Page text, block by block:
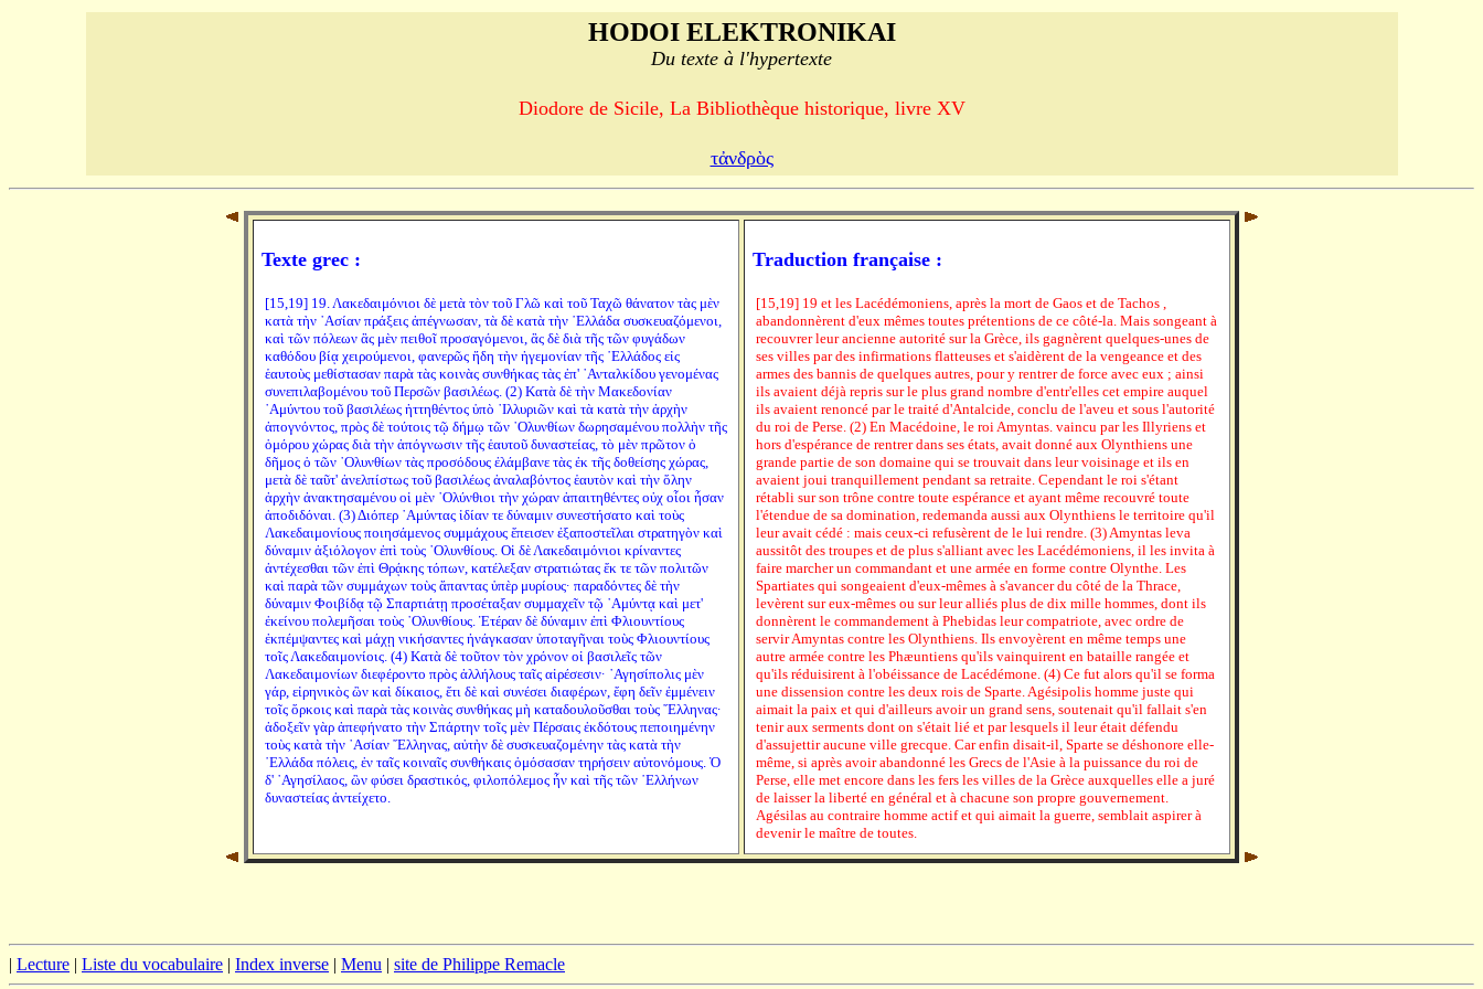
HODOI ELEKTRONIKAI
Du texte à l'hypertexte
Diodore de Sicile, La Bibliothèque historique, livre XV
τἀνδρὸς
Texte grec :
[15,19] 19. Λακεδαιμόνιοι δὲ μετὰ τὸν τοῦ Γλῶ καὶ τοῦ Ταχῶ θάνατον τὰς μὲν
κατὰ τὴν ᾿Ασίαν πράξεις ἀπέγνωσαν, τὰ δὲ κατὰ τὴν ῾Ελλάδα συσκευαζόμενοι,
καὶ τῶν πόλεων ἃς μὲν πειθοῖ προσαγόμενοι, ἃς δὲ διὰ τῆς τῶν φυγάδων
καθόδου βίᾳ χειρούμενοι, φανερῶς ἤδη τὴν ἡγεμονίαν τῆς ῾Ελλάδος εἰς
ἑαυτοὺς μεθίστασαν παρὰ τὰς κοινὰς συνθήκας τὰς ἐπ' ᾿Ανταλκίδου γενομένας
συνεπιλαβομένου τοῦ Περσῶν βασιλέως. (2) Κατὰ δὲ τὴν Μακεδονίαν
᾿Αμύντου τοῦ βασιλέως ἡττηθέντος ὑπὸ ᾿Ιλλυριῶν καὶ τὰ κατὰ τὴν ἀρχὴν
ἀπογνόντος, πρὸς δὲ τούτοις τῷ δήμῳ τῶν ᾿Ολυνθίων δωρησαμένου πολλὴν τῆς
ὁμόρου χώρας διὰ τὴν ἀπόγνωσιν τῆς ἑαυτοῦ δυναστείας, τὸ μὲν πρῶτον ὁ
δῆμος ὁ τῶν ᾿Ολυνθίων τὰς προσόδους ἐλάμβανε τὰς ἐκ τῆς δοθείσης χώρας,
μετὰ δὲ ταῦτ' ἀνελπίστως τοῦ βασιλέως ἀναλαβόντος ἑαυτὸν καὶ τὴν ὅλην
ἀρχὴν ἀνακτησαμένου οἱ μὲν ᾿Ολύνθιοι τὴν χώραν ἀπαιτηθέντες οὐχ οἷοι ἦσαν
ἀποδιδόναι. (3) Διόπερ ᾿Αμύντας ἰδίαν τε δύναμιν συνεστήσατο καὶ τοὺς
Λακεδαιμονίους ποιησάμενος συμμάχους ἔπεισεν ἐξαποστεῖλαι στρατηγὸν καὶ
δύναμιν ἀξιόλογον ἐπὶ τοὺς ᾿Ολυνθίους. Οἱ δὲ Λακεδαιμόνιοι κρίναντες
ἀντέχεσθαι τῶν ἐπὶ Θρᾴκης τόπων, κατέλεξαν στρατιώτας ἔκ τε τῶν πολιτῶν
καὶ παρὰ τῶν συμμάχων τοὺς ἅπαντας ὑπὲρ μυρίους· παραδόντες δὲ τὴν
δύναμιν Φοιβίδᾳ τῷ Σπαρτιάτῃ προσέταξαν συμμαχεῖν τῷ ᾿Αμύντᾳ καὶ μετ'
ἐκείνου πολεμῆσαι τοὺς ᾿Ολυνθίους. Ἑτέραν δὲ δύναμιν ἐπὶ Φλιουντίους
ἐκπέμψαντες καὶ μάχῃ νικήσαντες ἠνάγκασαν ὑποταγῆναι τοὺς Φλιουντίους
τοῖς Λακεδαιμονίοις. (4) Κατὰ δὲ τοῦτον τὸν χρόνον οἱ βασιλεῖς τῶν
Λακεδαιμονίων διεφέροντο πρὸς ἀλλήλους ταῖς αἱρέσεσιν· ᾿Αγησίπολις μὲν
γάρ, εἰρηνικὸς ὢν καὶ δίκαιος, ἔτι δὲ καὶ συνέσει διαφέρων, ἔφη δεῖν ἐμμένειν
τοῖς ὅρκοις καὶ παρὰ τὰς κοινὰς συνθήκας μὴ καταδουλοῦσθαι τοὺς ῞Ελληνας·
ἀδοξεῖν γὰρ ἀπεφήνατο τὴν Σπάρτην τοῖς μὲν Πέρσαις ἐκδότους πεποιημένην
τοὺς κατὰ τὴν ᾿Ασίαν ῞Ελληνας, αὐτὴν δὲ συσκευαζομένην τὰς κατὰ τὴν
῾Ελλάδα πόλεις, ἐν ταῖς κοιναῖς συνθήκαις ὀμόσασαν τηρήσειν αὐτονόμους. Ὁ
δ' ᾿Αγησίλαος, ὢν φύσει δραστικός, φιλοπόλεμος ἦν καὶ τῆς τῶν ῾Ελλήνων
δυναστείας ἀντείχετο.
Traduction française :
[15,19] 19 et les Lacédémoniens, après la mort de Gaos et de Tachos ,
abandonnèrent d'eux mêmes toutes prétentions de ce côté-la. Mais songeant à
recouvrer leur ancienne autorité sur la Grèce, ils gagnèrent quelques-unes de
ses villes par des infirmations flatteuses et s'aidèrent de la vengeance et des
armes des bannis de quelques autres, pour y rentrer de force avec eux ; ainsi
ils avaient déjà repris sur le plus grand nombre d'entr'elles cet empire auquel
ils avaient renoncé par le traité d'Antalcide, conclu de l'aveu et sous l'autorité
du roi de Perse. (2) En Macédoine, le roi Amyntas. vaincu par les Illyriens et
hors d'espérance de rentrer dans ses états, avait donné aux Olynthiens une
grande partie de son domaine qui se trouvait dans leur voisinage et ils en
avaient joui tranquillement pendant sa retraite. Cependant le roi s'étant
rétabli sur son trône contre toute espérance et ayant même recouvré toute
l'étendue de sa domination, redemanda aussi aux Olynthiens le territoire qu'il
leur avait cédé : mais ceux-ci refusèrent de le lui rendre. (3) Amyntas leva
aussitôt des troupes et de plus s'alliant avec les Lacédémoniens, il les invita à
faire marcher un commandant et une armée en forme contre Olynthe. Les
Spartiates qui songeaient d'eux-mêmes à s'avancer du côté de la Thrace,
levèrent sur eux-mêmes ou sur leur alliés plus de dix mille hommes, dont ils
donnèrent le commandement à Phebidas leur compatriote, avec ordre de
servir Amyntas contre les Olynthiens. Ils envoyèrent en même temps une
autre armée contre les Phæuntiens qu'ils vainquirent en bataille rangée et
qu'ils réduisirent à l'obéissance de Lacédémone. (4) Ce fut alors qu'il se forma
une dissension contre les deux rois de Sparte. Agésipolis homme juste qui
aimait la paix et qui d'ailleurs avoir un grand sens, soutenait qu'il fallait s'en
tenir aux serments dont on s'était lié et par lesquels il leur était défendu
d'assujettir aucune ville grecque. Car enfin disait-il, Sparte se déshonore elle-
même, si après avoir abandonné les Grecs de l'Asie à la puissance du roi de
Perse, elle met encore dans les fers les villes de la Grèce auxquelles elle a juré
de laisser la liberté en général et à chacune son propre gouvernement.
Agésilas au contraire homme actif et qui aimait la guerre, semblait aspirer à
devenir le maître de toutes.
| Lecture | Liste du vocabulaire | Index inverse | Menu | site de Philippe Remacle